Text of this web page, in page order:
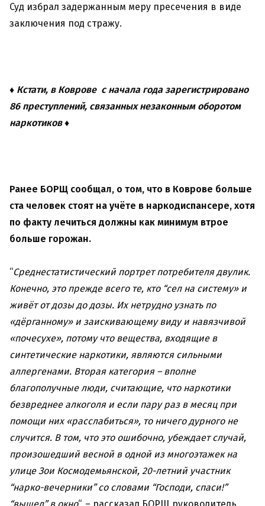
Суд избрал задержанным меру пресечения в виде
заключения под стражу.
♦ Кстати, в Коврове с начала года зарегистрировано
86 преступлений, связанных незаконным оборотом
наркотиков ♦
Ранее БОРЩ сообщал, о том, что в Коврове больше
ста человек стоят на учёте в наркодиспансере, хотя
по факту лечиться должны как минимум втрое
больше горожан.
“Среднестатистический портрет потребителя двулик.
Конечно, это прежде всего те, кто “сел на систему» и
живёт от дозы до дозы. Их нетрудно узнать по
«дёрганному» и заискивающему виду и навязчивой
«почесухе», потому что вещества, входящие в
синтетические наркотики, являются сильными
аллергенами. Вторая категория – вполне
благополучные люди, считающие, что наркотики
безвреднее алкоголя и если пару раз в месяц при
помощи них «расслабиться», то ничего дурного не
случится. В том, что это ошибочно, убеждает случай,
произошедший весной в одной из многоэтажек на
улице Зои Космодемьянской, 20-летний участник
“нарко-вечерники” со словами “Господи, спаси!”